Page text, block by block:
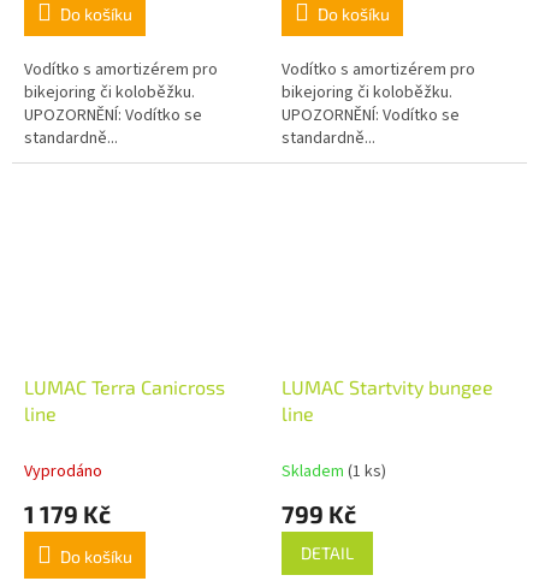
Do košíku
Vodítko s amortizérem pro
bikejoring či koloběžku.
UPOZORNĚNÍ: Vodítko se
standardně...
Do košíku
Vodítko s amortizérem pro
bikejoring či koloběžku.
UPOZORNĚNÍ: Vodítko se
standardně...
LUMAC Terra Canicross
line
Vyprodáno
1 179 Kč
Do košíku
LUMAC Startvity bungee
line
Skladem (1 ks)
799 Kč
DETAIL